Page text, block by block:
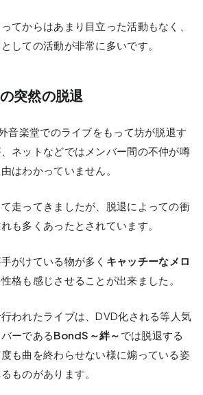
てからはあまり目立った活動もなく、
しての活動が非常に多いです。
突然の脱退
音楽堂でのライブをもって坊が脱退す
ネットなどではメンバー間の不仲が噂
はわかっていません。
走ってきましたが、脱退によっての衝
も多くあったとされています。
がけている物が多く キャッチーなメロ
格も感じさせることが出来ました。
われたライブは、DVD化される等人気
ーであるBondS～絆～ では脱退する
も曲を終わらせない様に煽っている姿
ものがあります。